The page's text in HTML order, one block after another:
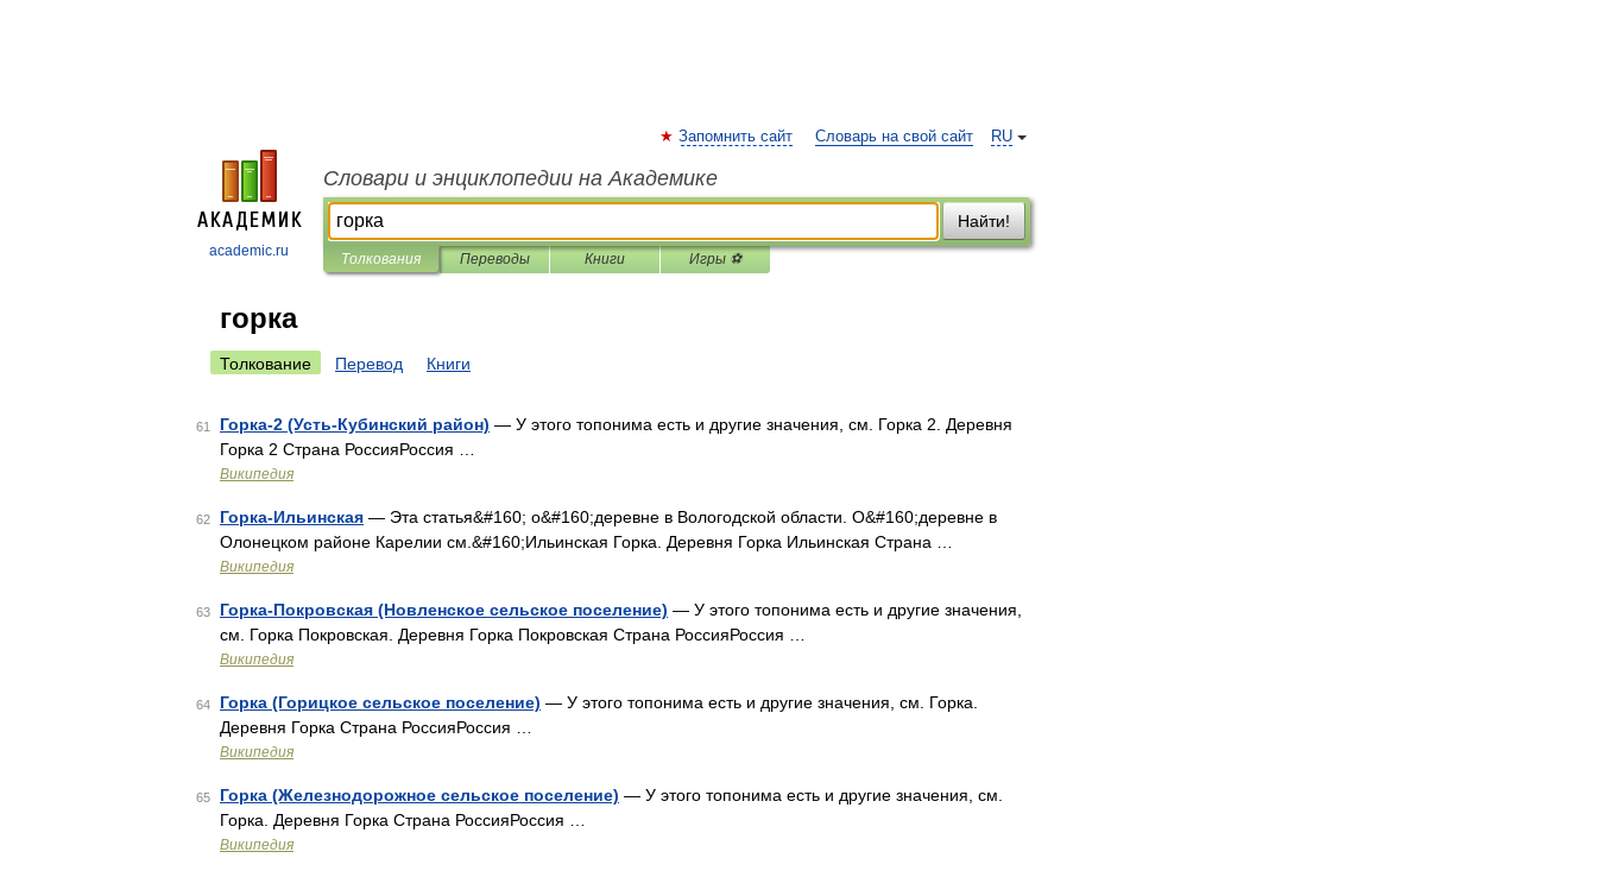
academic.ru
RU
Запомнить сайт Словарь на свой сайт
Словари и энциклопедии на Академике
Найти!
Толкования Переводы Книги Игры ⚽
горка
Толкование Перевод Книги
61 Горка-2 (Усть-Кубинский район) — У этого топонима есть и другие значения, см. Горка 2. Деревня
Горка 2 Страна РоссияРоссия …
Википедия
62 Горка-Ильинская — Эта статья&#160; о&#160;деревне в Вологодской области. О&#160;деревне в
Олонецком районе Карелии см.&#160;Ильинская Горка. Деревня Горка Ильинская Страна …
Википедия
63 Горка-Покровская (Новленское сельское поселение) — У этого топонима есть и другие значения,
см. Горка Покровская. Деревня Горка Покровская Страна РоссияРоссия …
Википедия
64 Горка (Горицкое сельское поселение) — У этого топонима есть и другие значения, см. Горка.
Деревня Горка Страна РоссияРоссия …
Википедия
65 Горка (Железнодорожное сельское поселение) — У этого топонима есть и другие значения, см.
Горка. Деревня Горка Страна РоссияРоссия …
Википедия